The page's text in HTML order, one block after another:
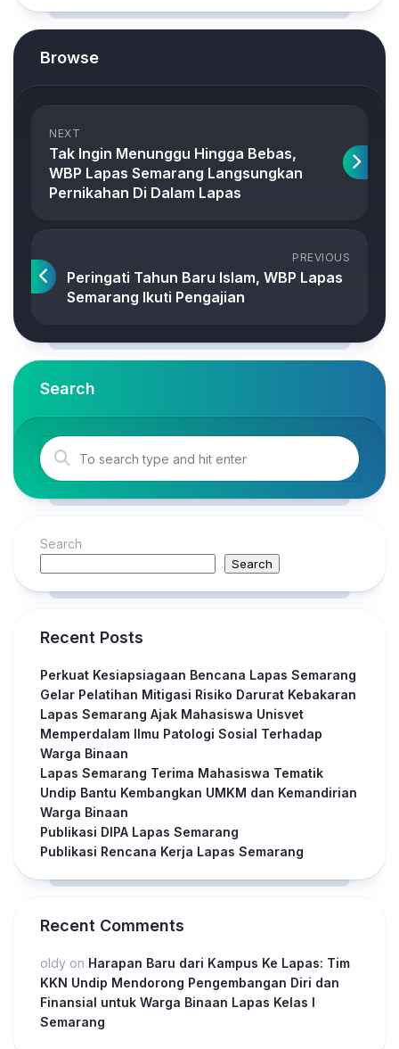
Browse
NEXT
Tak Ingin Menunggu Hingga Bebas,
WBP Lapas Semarang Langsungkan
Pernikahan Di Dalam Lapas
PREVIOUS
Peringati Tahun Baru Islam, WBP Lapas
Semarang Ikuti Pengajian
Search
Search
Search
Recent Posts
Perkuat Kesiapsiagaan Bencana Lapas Semarang
Gelar Pelatihan Mitigasi Risiko Darurat Kebakaran
Lapas Semarang Ajak Mahasiswa Unisvet
Memperdalam Ilmu Patologi Sosial Terhadap
Warga Binaan
Lapas Semarang Terima Mahasiswa Tematik
Undip Bantu Kembangkan UMKM dan Kemandirian
Warga Binaan
Publikasi DIPA Lapas Semarang
Publikasi Rencana Kerja Lapas Semarang
Recent Comments
oldy on Harapan Baru dari Kampus Ke Lapas: Tim
KKN Undip Mendorong Pengembangan Diri dan
Finansial untuk Warga Binaan Lapas Kelas I
Semarang